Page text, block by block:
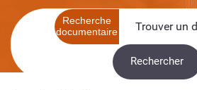
Recherche
documentaire